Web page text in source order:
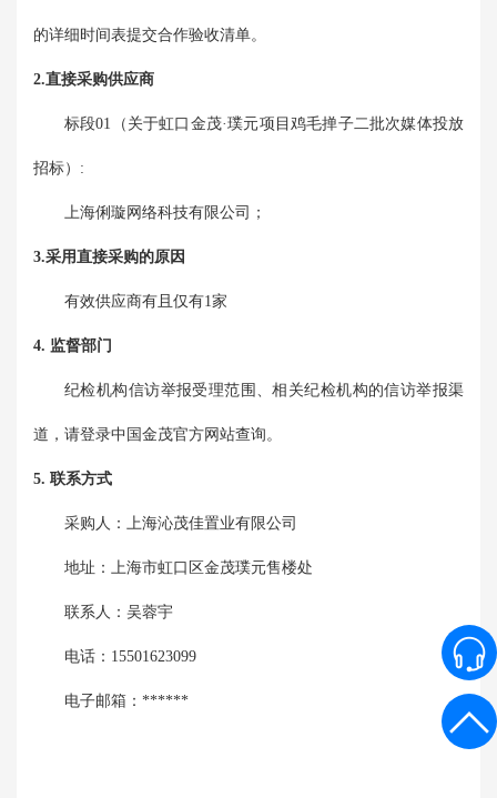
的详细时间表提交合作验收清单。
2.直接采购供应商
标段01（关于虹口金茂·璞元项目鸡毛掸子二批次媒体投放
招标）:
上海俐璇网络科技有限公司；
3.采用直接采购的原因
有效供应商有且仅有1家
4. 监督部门
纪检机构信访举报受理范围、相关纪检机构的信访举报渠
道，请登录中国金茂官方网站查询。
5. 联系方式
采购人： 上海沁茂佳置业有限公司
地址： 上海市虹口区金茂璞元售楼处
联系人： 吴蓉宇
电话： 15501623099
电子邮箱： ******